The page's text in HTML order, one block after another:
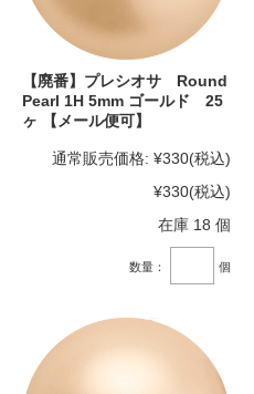
【廃番】プレシオサ Round
Pearl 1H 5mm ゴールド 25
ヶ 【メール便可】
通常販売価格: ¥330(税込)
¥330(税込)
在庫 18 個
数量： 個